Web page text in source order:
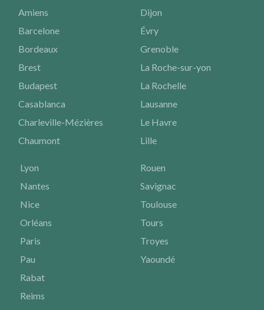
Amiens
Barcelone
Bordeaux
Brest
Budapest
Casablanca
Charleville-Mézières
Chaumont
Dijon
Évry
Grenoble
La Roche-sur-yon
La Rochelle
Lausanne
Le Havre
Lille
Lyon
Nantes
Nice
Orléans
Paris
Pau
Rabat
Reims
Rouen
Savignac
Toulouse
Tours
Troyes
Yaoundé